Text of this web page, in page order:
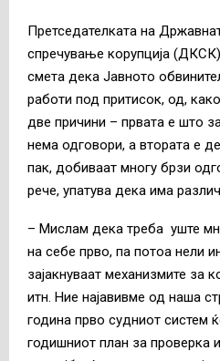
Претседателката на
спречување корупција
смета дека Јавното
работи под притисок, од,
две причини – првата е што
нема одговори, а втората е
пак, добиваат многу брзи
рече, упатува дека има
– Мислам дека треба уште
на себе прво, па потоа нели
зајакнуваат механизмите за
итн. Ние најавивме од наша
година прво судниот систем
годишниот план за проверка